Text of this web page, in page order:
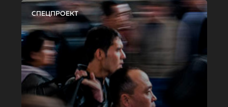
СПЕЦПРОЕКТ